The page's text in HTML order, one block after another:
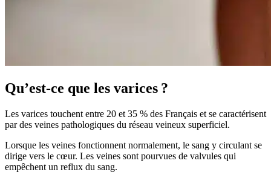
Qu’est-ce que les varices ?
Les varices touchent entre 20 et 35 % des Français et se caractérisent
par des veines pathologiques du réseau veineux superficiel.
Lorsque les veines fonctionnent normalement, le sang y circulant se
dirige vers le cœur. Les veines sont pourvues de valvules qui
empêchent un reflux du sang.